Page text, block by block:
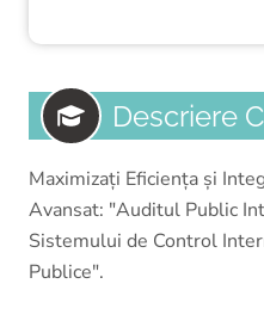
Descriere
Maximizați Eficiența și
Avansat: "Auditul Public
Sistemului de Control
Publice".